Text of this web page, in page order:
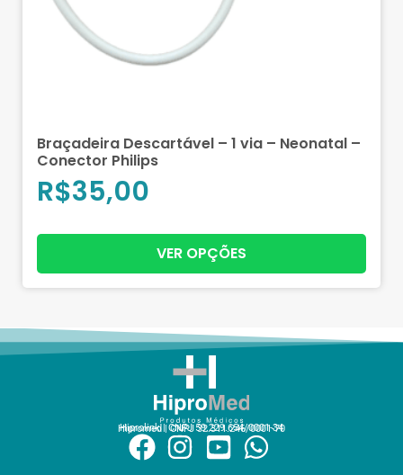
Braçadeira Descartável – 1 via – Neonatal –
Conector Philips
R$35,00
VER OPÇÕES
Hiprolink | CNPJ 59.229.654/0001-34
Hipromed | CNPJ 32.311.246/0001-70